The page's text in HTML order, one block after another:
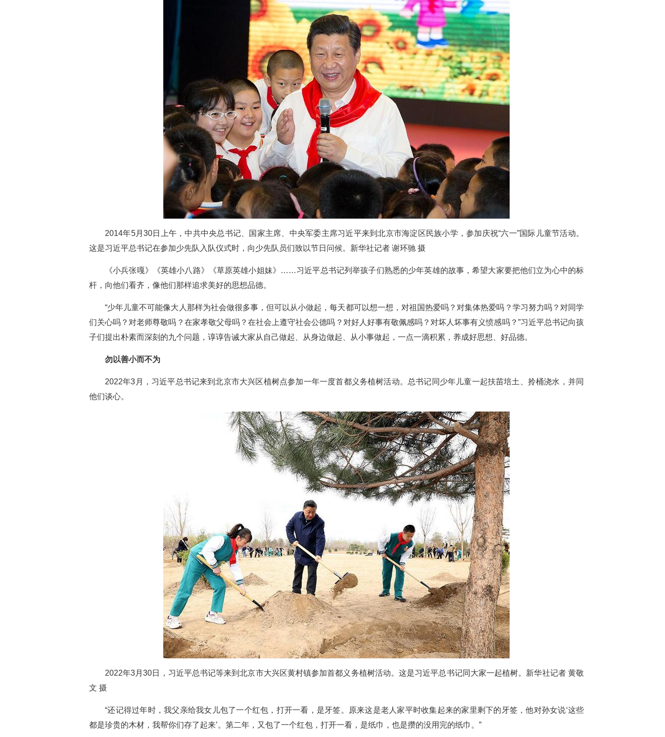
2014年5月30日上午，中共中央总书记、国家主席、中央军委主席习近平来到北京市海淀区民族小学，参加庆祝“六一”国际儿童节活动。
这是习近平总书记在参加少先队入队仪式时，向少先队员们致以节日问候。新华社记者 谢环驰 摄
《小兵张嘎》《英雄小八路》《草原英雄小姐妹》……习近平总书记列举孩子们熟悉的少年英雄的故事，希望大家要把他们立为心中的标
杆，向他们看齐，像他们那样追求美好的思想品德。
“少年儿童不可能像大人那样为社会做很多事，但可以从小做起，每天都可以想一想，对祖国热爱吗？对集体热爱吗？学习努力吗？对同学
们关心吗？对老师尊敬吗？在家孝敬父母吗？在社会上遵守社会公德吗？对好人好事有敬佩感吗？对坏人坏事有义愤感吗？”习近平总书记向孩
子们提出朴素而深刻的九个问题，谆谆告诫大家从自己做起、从身边做起、从小事做起，一点一滴积累，养成好思想、好品德。
勿以善小而不为
2022年3月，习近平总书记来到北京市大兴区植树点参加一年一度首都义务植树活动。总书记同少年儿童一起扶苗培土、拎桶浇水，并同
他们谈心。
2022年3月30日，习近平总书记等来到北京市大兴区黄村镇参加首都义务植树活动。这是习近平总书记同大家一起植树。新华社记者 黄敬
文 摄
“还记得过年时，我父亲给我女儿包了一个红包，打开一看，是牙签。原来这是老人家平时收集起来的家里剩下的牙签，他对孙女说‘这些
都是珍贵的木材，我帮你们存了起来’。第二年，又包了一个红包，打开一看，是纸巾，也是攒的没用完的纸巾。”